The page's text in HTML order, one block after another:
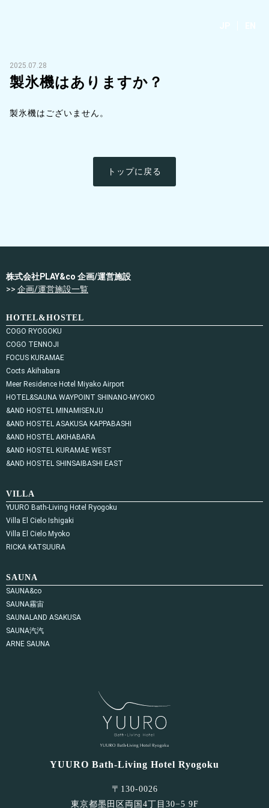
2025.07.28
製氷機はありますか？
製氷機はございません。
トップに戻る
株式会社PLAY&co 企画/運営施設
>> 企画/運営施設一覧
HOTEL&HOSTEL
COGO RYOGOKU
COGO TENNOJI
FOCUS KURAMAE
Cocts Akihabara
Meer Residence Hotel Miyako Airport
HOTEL&SAUNA WAYPOINT SHINANO-MYOKO
&AND HOSTEL MINAMISENJU
&AND HOSTEL ASAKUSA KAPPABASHI
&AND HOSTEL AKIHABARA
&AND HOSTEL KURAMAE WEST
&AND HOSTEL SHINSAIBASHI EAST
VILLA
YUURO Bath-Living Hotel Ryogoku
Villa El Cielo Ishigaki
Villa El Cielo Myoko
RICKA KATSUURA
SAUNA
SAUNA&co
SAUNA霧宙
SAUNALAND ASAKUSA
SAUNA汽汽
ARNE SAUNA
YUURO Bath-Living Hotel Ryogoku
〒130-0026
東京都墨田区両国4丁目30−5 9F